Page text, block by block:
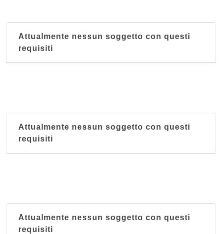
Attualmente nessun soggetto con questi
requisiti
Attualmente nessun soggetto con questi
requisiti
Attualmente nessun soggetto con questi
requisiti